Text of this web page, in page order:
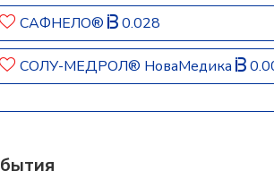
САФНЕЛО® 0.028
СОЛУ-МЕДРОЛ® НоваМедика